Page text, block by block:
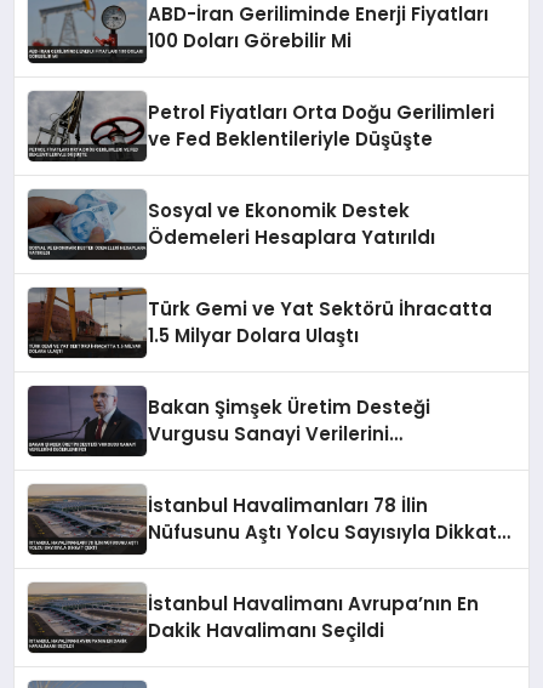
ABD-İran Geriliminde Enerji Fiyatları
100 Doları Görebilir Mi
Petrol Fiyatları Orta Doğu Gerilimleri
ve Fed Beklentileriyle Düşüşte
Sosyal ve Ekonomik Destek
Ödemeleri Hesaplara Yatırıldı
Türk Gemi ve Yat Sektörü İhracatta
1.5 Milyar Dolara Ulaştı
Bakan Şimşek Üretim Desteği
Vurgusu Sanayi Verilerini
İstanbul Havalimanları 78 İlin
Nüfusunu Aştı Yolcu Sayısıyla Dikkat
İstanbul Havalimanı Avrupa’nın En
Dakik Havalimanı Seçildi